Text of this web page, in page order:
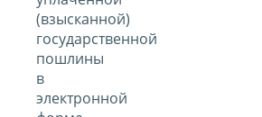
(взысканной)
государственной
пошлины
в
электронной